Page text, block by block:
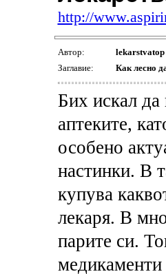
http://
Автор: lekarstvatop
Заглавие:
Как лесно
Бих искал да
аптеките,
особено
настинки. В
купува
лекаря. В
парите си.
медикаменти